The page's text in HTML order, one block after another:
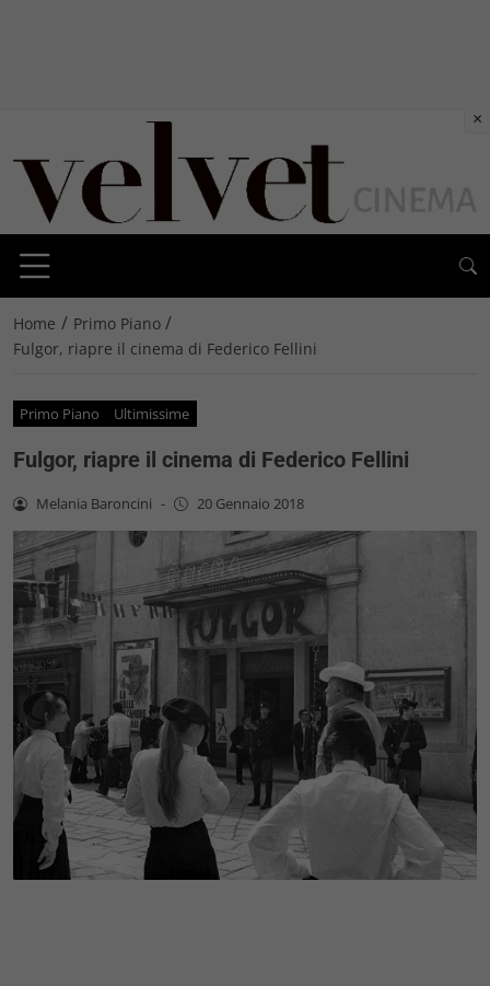
Home / Primo Piano /
Fulgor, riapre il cinema di Federico Fellini
Primo Piano Ultimissime
Fulgor, riapre il cinema di Federico Fellini
Melania Baroncini - 20 Gennaio 2018
×